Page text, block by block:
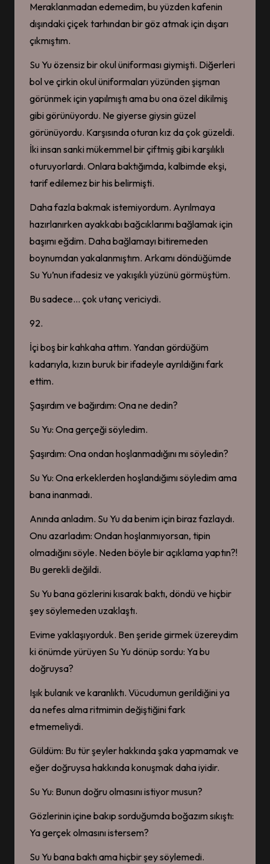
Meraklanmadan edemedim, bu yüzden kafenin
dışındaki çiçek tarhından bir göz atmak için dışarı
çıkmıştım.
Su Yu özensiz bir okul üniforması giymişti. Diğerleri
bol ve çirkin okul üniformaları yüzünden şişman
görünmek için yapılmıştı ama bu ona özel dikilmiş
gibi görünüyordu. Ne giyerse giysin güzel
görünüyordu. Karşısında oturan kız da çok güzeldi.
İki insan sanki mükemmel bir çiftmiş gibi karşılıklı
oturuyorlardı. Onlara baktığımda, kalbimde ekşi,
tarif edilemez bir his belirmişti.
Daha fazla bakmak istemiyordum. Ayrılmaya
hazırlanırken ayakkabı bağcıklarımı bağlamak için
başımı eğdim. Daha bağlamayı bitiremeden
boynumdan yakalanmıştım. Arkamı döndüğümde
Su Yu’nun ifadesiz ve yakışıklı yüzünü görmüştüm.
Bu sadece… çok utanç vericiydi.
92.
İçi boş bir kahkaha attım. Yandan gördüğüm
kadarıyla, kızın buruk bir ifadeyle ayrıldığını fark
ettim.
Şaşırdım ve bağırdım: Ona ne dedin?
Su Yu: Ona gerçeği söyledim.
Şaşırdım: Ona ondan hoşlanmadığını mı söyledin?
Su Yu: Ona erkeklerden hoşlandığımı söyledim ama
bana inanmadı.
Anında anladım. Su Yu da benim için biraz fazlaydı.
Onu azarladım: Ondan hoşlanmıyorsan, tipin
olmadığını söyle. Neden böyle bir açıklama yaptın?!
Bu gerekli değildi.
Su Yu bana gözlerini kısarak baktı, döndü ve hiçbir
şey söylemeden uzaklaştı.
Evime yaklaşıyorduk. Ben şeride girmek üzereydim
ki önümde yürüyen Su Yu dönüp sordu: Ya bu
doğruysa?
Işık bulanık ve karanlıktı. Vücudumun gerildiğini ya
da nefes alma ritmimin değiştiğini fark
etmemeliydi.
Güldüm: Bu tür şeyler hakkında şaka yapmamak ve
eğer doğruysa hakkında konuşmak daha iyidir.
Su Yu: Bunun doğru olmasını istiyor musun?
Gözlerinin içine bakıp sorduğumda boğazım sıkıştı:
Ya gerçek olmasını istersem?
Su Yu bana baktı ama hiçbir şey söylemedi.